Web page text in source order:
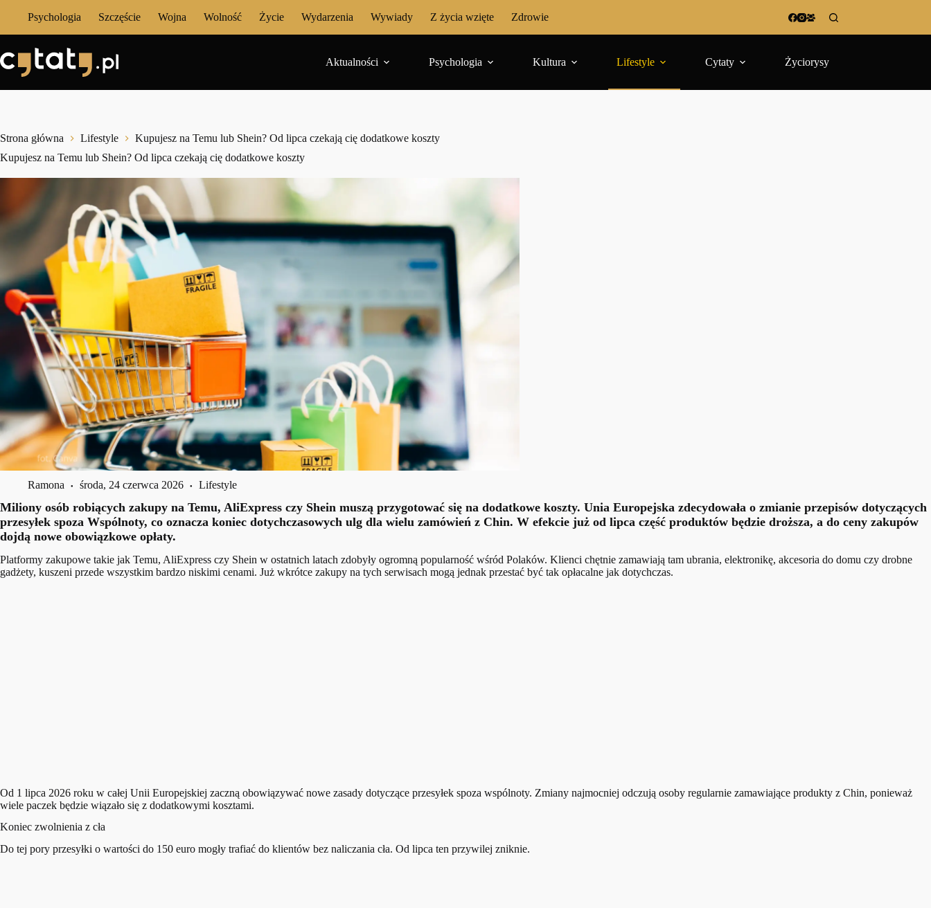
Psychologia Szczęście Wojna Wolność Życie Wydarzenia Wywiady Z życia wzięte Zdrowie
Aktualności Psychologia Kultura Lifestyle Cytaty Życiorysy
Strona główna Lifestyle
Kupujesz na Temu lub Shein? Od lipca czekają cię dodatkowe koszty
Kupujesz na Temu lub Shein? Od lipca czekają cię dodatkowe koszty
Ramona środa, 24 czerwca 2026 Lifestyle
Miliony osób robiących zakupy na Temu, AliExpress czy Shein muszą przygotować się na dodatkowe koszty. Unia Europejska zdecydowała o zmianie przepisów dotyczących
przesyłek spoza Wspólnoty, co oznacza koniec dotychczasowych ulg dla wielu zamówień z Chin. W efekcie już od lipca część produktów będzie droższa, a do ceny zakupów
dojdą nowe obowiązkowe opłaty.
Platformy zakupowe takie jak Temu, AliExpress czy Shein w ostatnich latach zdobyły ogromną popularność wśród Polaków. Klienci chętnie zamawiają tam ubrania, elektronikę, akcesoria do domu czy drobne
gadżety, kuszeni przede wszystkim bardzo niskimi cenami. Już wkrótce zakupy na tych serwisach mogą jednak przestać być tak opłacalne jak dotychczas.
Od 1 lipca 2026 roku w całej Unii Europejskiej zaczną obowiązywać nowe zasady dotyczące przesyłek spoza wspólnoty. Zmiany najmocniej odczują osoby regularnie zamawiające produkty z Chin, ponieważ
wiele paczek będzie wiązało się z dodatkowymi kosztami.
Koniec zwolnienia z cła
Do tej pory przesyłki o wartości do 150 euro mogły trafiać do klientów bez naliczania cła. Od lipca ten przywilej zniknie.